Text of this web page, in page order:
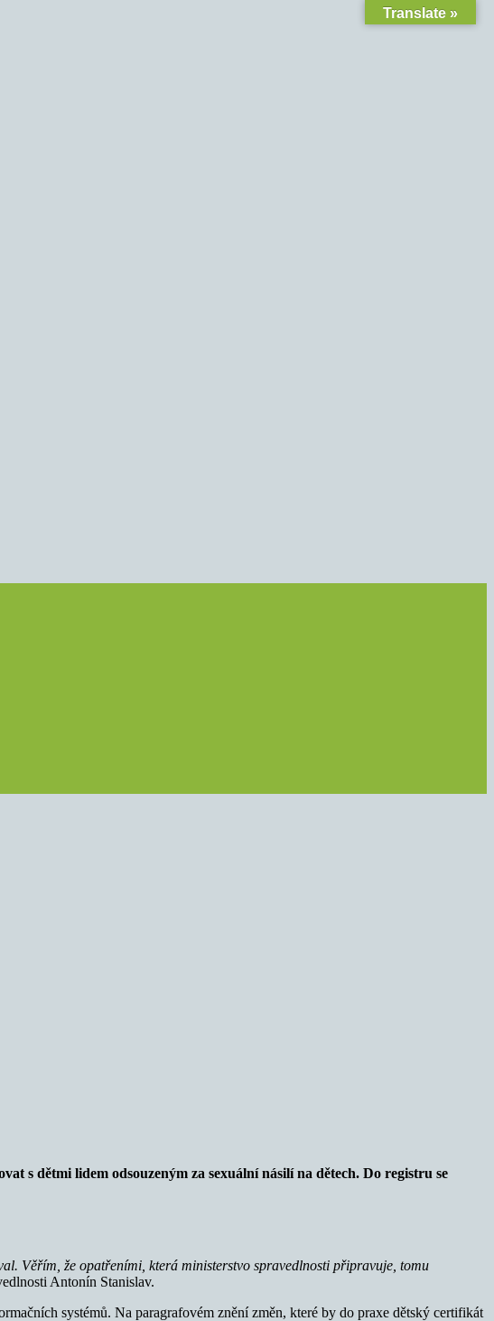
s dětmi lidem odsouzeným za sexuální násilí na dětech. Do registru se
Věřím, že opatřeními, která ministerstvo spravedlnosti připravuje, tomu
Antonín Stanislav.
systémů. Na paragrafovém znění změn, které by do praxe dětský certifikát
Translate »